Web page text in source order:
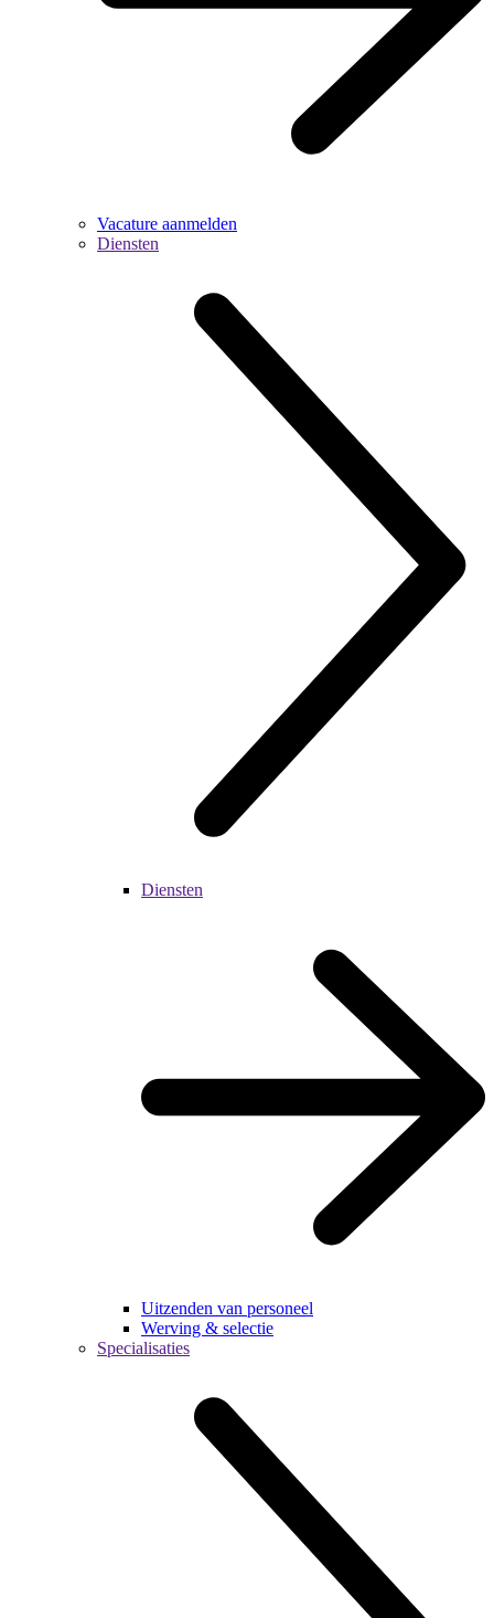
Vacature aanmelden
Diensten
Diensten
Uitzenden van personeel
Werving & selectie
Specialisaties